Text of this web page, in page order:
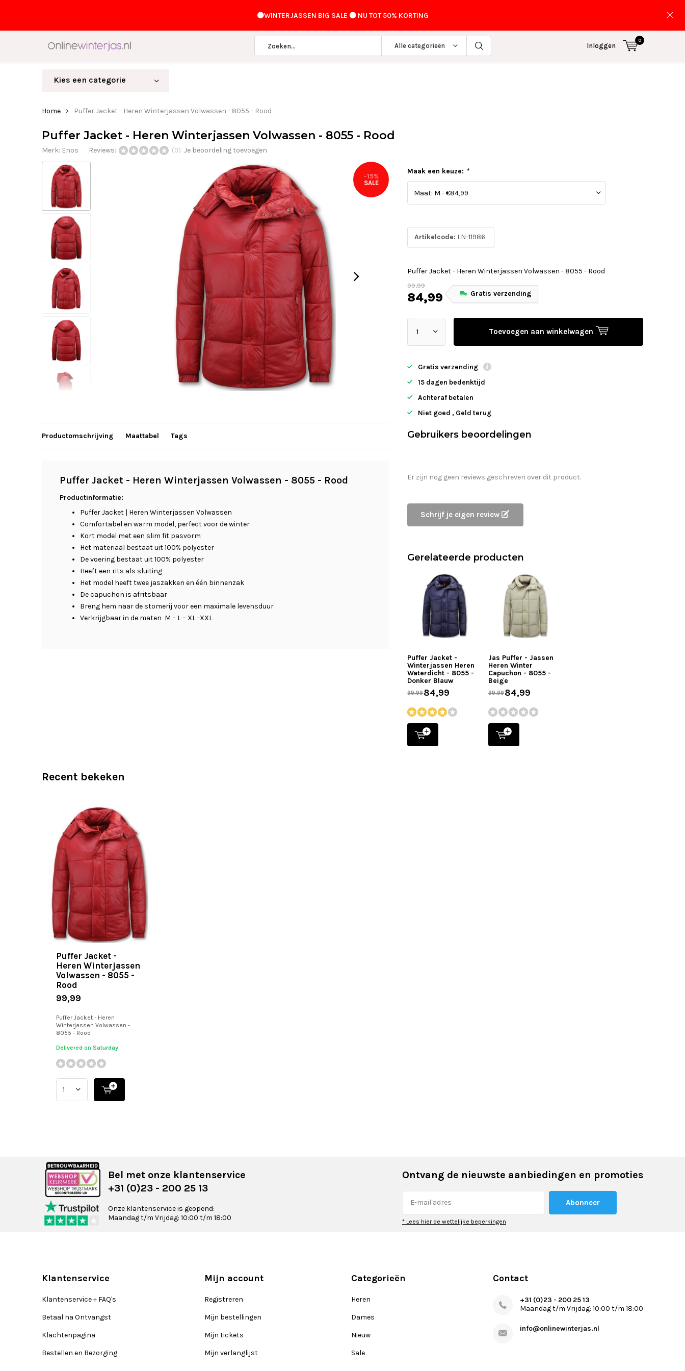
Alle categorieën Inloggen
0
⚫️WINTERJASSEN BIG SALE ⚫️ NU TOT 50% KORTING
Kies een categorie
Home Puffer Jacket - Heren Winterjassen Volwassen - 8055 - Rood
Puffer Jacket - Heren Winterjassen Volwassen - 8055 - Rood
Merk: Enos Reviews: (0) Je beoordeling toevoegen
-15%
SALE
Maak een keuze: *
Artikelcode: LN-11986
Puffer Jacket - Heren Winterjassen Volwassen - 8055 - Rood
99,99
84,99 Gratis verzending
Toevoegen aan winkelwagen
Gratis verzending
15 dagen bedenktijd
Achteraf betalen
Niet goed , Geld terug
Productomschrijving Maattabel Tags
Puffer Jacket - Heren Winterjassen Volwassen - 8055 - Rood
Productinformatie:
Puffer Jacket | Heren Winterjassen Volwassen
Comfortabel en warm model, perfect voor de winter
Kort model met een slim fit pasvorm
Het materiaal bestaat uit 100% polyester
De voering bestaat uit 100% polyester
Heeft een rits als sluiting
Het model heeft twee jaszakken en één binnenzak
De capuchon is afritsbaar
Breng hem naar de stomerij voor een maximale levensduur
Verkrijgbaar in de maten M – L – XL -XXL
Gebruikers beoordelingen
Er zijn nog geen reviews geschreven over dit product.
Schrijf je eigen review
Gerelateerde producten
Puffer Jacket -
Winterjassen Heren
Waterdicht - 8055 -
Donker Blauw
99,9984,99
Jas Puffer - Jassen
Heren Winter
Capuchon - 8055 -
Beige
99,9984,99
Recent bekeken
Puffer Jacket -
Heren Winterjassen
Volwassen - 8055 -
Rood
99,99
Puffer Jacket - Heren
Winterjassen Volwassen -
8055 - Rood
Delivered on Saturday
Bel met onze klantenservice
+31 (0)23 - 200 25 13
Onze klantenservice is geopend:
Maandag t/m Vrijdag: 10:00 t/m 18:00
Ontvang de nieuwste aanbiedingen en promoties
Abonneer
* Lees hier de wettelijke beperkingen
Klantenservice
Klantenservice + FAQ's
Betaal na Ontvangst
Klachtenpagina
Bestellen en Bezorging
Mijn account
Registreren
Mijn bestellingen
Mijn tickets
Mijn verlanglijst
Categorieën
Heren
Dames
Nieuw
Sale
Contact
+31 (0)23 - 200 25 13
Maandag t/m Vrijdag: 10:00 t/m 18:00
info@onlinewinterjas.nl